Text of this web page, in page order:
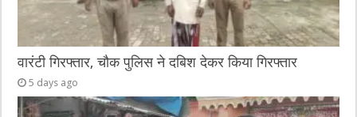
वारंटी गिरफ्तार, चौक पुलिस ने दबिश देकर किया गिरफ्तार
5 days ago